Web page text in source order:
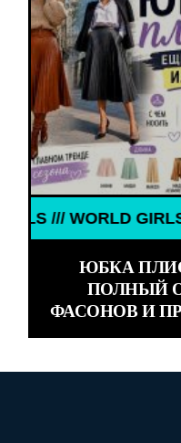
/// WORLD GIRLS ///
ЮБКА
ПОЛНЫЙ
ФАСОНОВ И